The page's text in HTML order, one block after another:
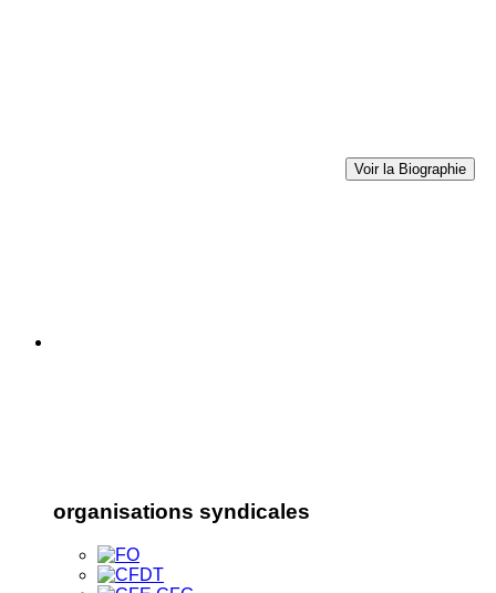
Voir la Biographie
organisations syndicales